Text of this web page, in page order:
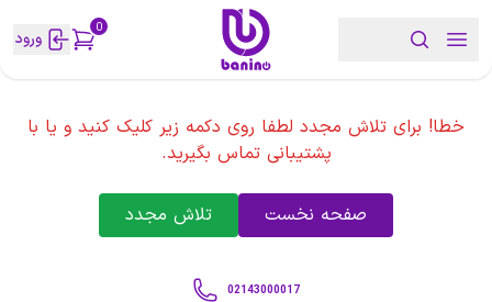
0 ورود
خطا! برای تلاش مجدد لطفا روی دکمه زیر کلیک کنید و یا با
پشتیبانی تماس بگیرید.
صفحه نخست تلاش مجدد
02143000017